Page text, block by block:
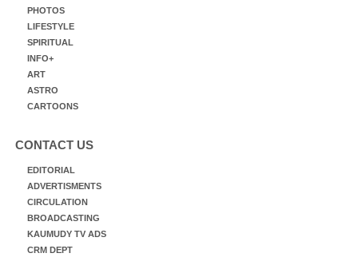
PHOTOS
LIFESTYLE
SPIRITUAL
INFO+
ART
ASTRO
CARTOONS
CONTACT US
EDITORIAL
ADVERTISMENTS
CIRCULATION
BROADCASTING
KAUMUDY TV ADS
CRM DEPT